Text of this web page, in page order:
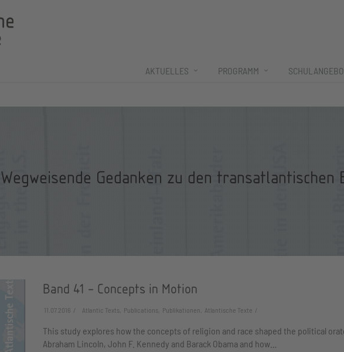
AKTUELLES PROGRAMM
Wegweisende Gedanken zu den transatlantischen
Band 41 - Concepts in Motion
11.07.2016 Atlantic Texts, Publications, Publikationen, Atlantische Texte
This study explores how the concepts of religion and race shaped the political
Abraham Lincoln, John F. Kennedy and Barack Obama and how…